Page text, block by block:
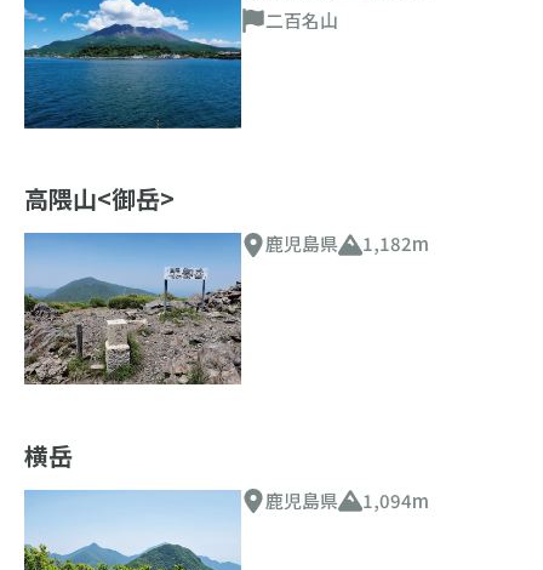
二百名山
高隈山<御岳>
鹿児島県 1,182m
横岳
鹿児島県 1,094m